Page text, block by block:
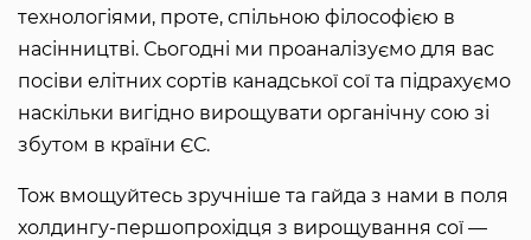
технологіями, проте, спільною філософією в
насінництві. Сьогодні ми проаналізуємо для вас
посіви елітних сортів канадської сої та підрахуємо
наскільки вигідно вирощувати органічну сою зі
збутом в країни ЄС.
Тож вмощуйтесь зручніше та гайда з нами в поля
холдингу-першопрохідця з вирощування сої —